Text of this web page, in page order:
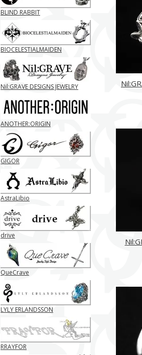
BLIND RABBIT
BIOCELESTIALMAIDEN
Nil:GRAVE DESIGNS JEWELRY
ANOTHER:ORIGIN
GIGOR
AstraLibio
drive
QueCrave
LYLY ERLANDSSON
RRAYFOR